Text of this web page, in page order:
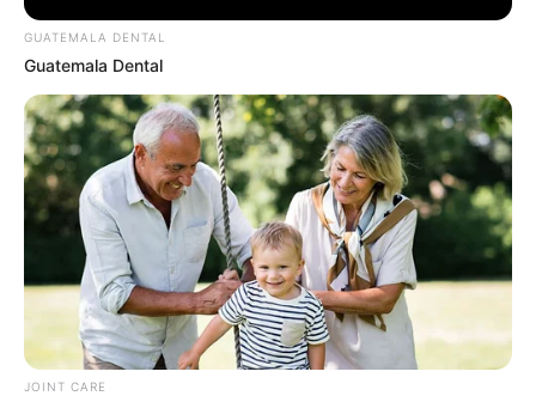
Britney Spears' Look Has Changed — Here's Why
BRAINBERRIES
Take A Look At Demi Moore's Most Iconic And
Provocative Roles
BRAINBERRIES
The Most Unexpected Wedding Dance Moments
BRAINBERRIES
GUATEMALA DENTAL
Guatemala Dental
JOINT CARE